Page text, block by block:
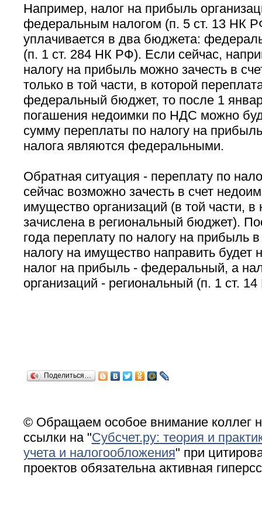
Например, налог на прибыль
федеральным налогом (п. 5 ст. 13 НК
уплачивается в два бюджета:
(п. 1 ст. 284 НК РФ). Если сейчас,
налогу на прибыль можно зачесть в
только в той части, в которой
федеральный бюджет, то после 1
погашения недоимки по НДС можно
сумму переплаты по налогу на
налога являются федеральными.
Обратная ситуация - переплату по
сейчас возможно зачесть в счет
имущество организаций (в той части, в
зачислена в региональный бюджет).
года переплату по налогу на прибыль
налогу на имущество направить будет
налог на прибыль - федеральный, а
организаций - региональный (п. 1 ст.
Поделиться…
© Обращаем особое внимание коллег
ссылки на "Субсчет.ру: теория и
учета и налогообложения" при
проектов обязательна активная